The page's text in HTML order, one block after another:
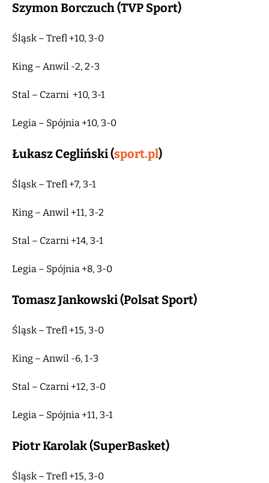
Szymon Borczuch (TVP Sport)
Śląsk – Trefl +10, 3-0
King – Anwil -2, 2-3
Stal – Czarni +10, 3-1
Legia – Spójnia +10, 3-0
Łukasz Cegliński (sport.pl)
Śląsk – Trefl +7, 3-1
King – Anwil +11, 3-2
Stal – Czarni +14, 3-1
Legia – Spójnia +8, 3-0
Tomasz Jankowski (Polsat Sport)
Śląsk – Trefl +15, 3-0
King – Anwil -6, 1-3
Stal – Czarni +12, 3-0
Legia – Spójnia +11, 3-1
Piotr Karolak (SuperBasket)
Śląsk – Trefl +15, 3-0